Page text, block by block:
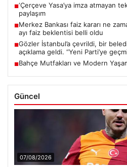
■‘Çerçeve Yasa’ya imza atmayan
paylaşım
■Merkez Bankası faiz kararı ne
ayı faiz beklentisi belli oldu
■Gözler İstanbul’a çevrildi, bir
açıklama geldi. “Yeni Parti’ye
■Bahçe Mutfakları ve Modern
Güncel
07/08/2026